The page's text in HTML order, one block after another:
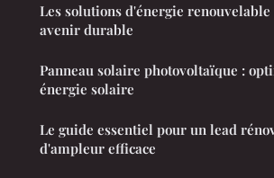
Les solutions d'énergie
avenir durable
Panneau solaire photovoltaïque :
énergie solaire
Le guide essentiel pour un lead
d'ampleur efficace